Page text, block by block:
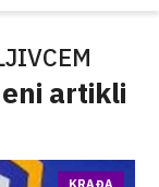
artikli
KRAĐA